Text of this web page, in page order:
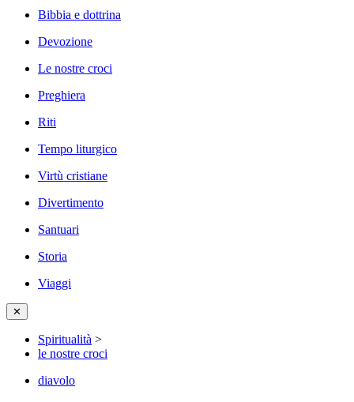
Bibbia e dottrina
Devozione
Le nostre croci
Preghiera
Riti
Tempo liturgico
Virtù cristiane
Divertimento
Santuari
Storia
Viaggi
✕
Spiritualità >
le nostre croci
diavolo